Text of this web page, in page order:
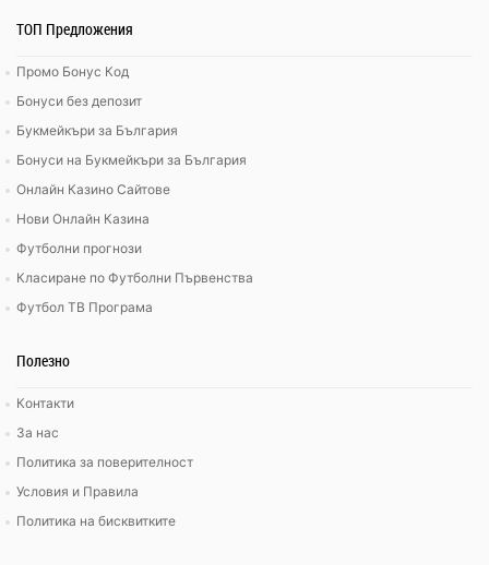
ТОП Предложения
Промо Бонус Код
Бонуси без депозит
Букмейкъри за България
Бонуси на Букмейкъри за България
Онлайн Казино Сайтове
Нови Онлайн Казина
Футболни прогнози
Класиране по Футболни Първенства
Футбол ТВ Програма
Полезно
Контакти
За нас
Политика за поверителност
Условия и Правила
Политика на бисквитките